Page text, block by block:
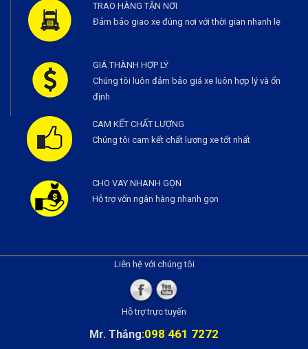
TRAO HÀNG TẬN NƠI
Đảm bảo giao xe đúng nơi với thời gian nhanh lẹ
GIÁ THÀNH HỢP LÝ
Chúng tôi luôn đảm bảo giá xe luôn hợp lý và ổn
định
CAM KẾT CHẤT LƯỢNG
Chúng tôi cam kết chất lượng xe tốt nhất
CHO VAY NHANH GỌN
Hỗ trợ vốn ngân hàng nhanh gọn
Liên hệ với chúng tôi
Hỗ trợ trực tuyến
Mr. Thắng:098 461 7272